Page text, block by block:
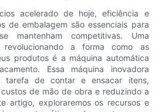
acelerado de hoje, eficiência e
de embalagem são essenciais para
mantenham competitivas. Uma
a forma como as
produtos é a máquina automática
Essa máquina inovadora
tarefa de contar e ensacar itens,
de mão de obra e reduzindo a
artigo, exploraremos os recursos e